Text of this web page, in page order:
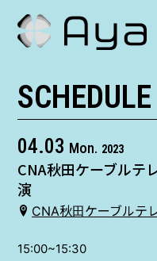
SCHEDULE
04.03 Mon. 2023
CNA秋田ケーブルテ
演
CNA秋田ケーブルテ
15:00~15:30